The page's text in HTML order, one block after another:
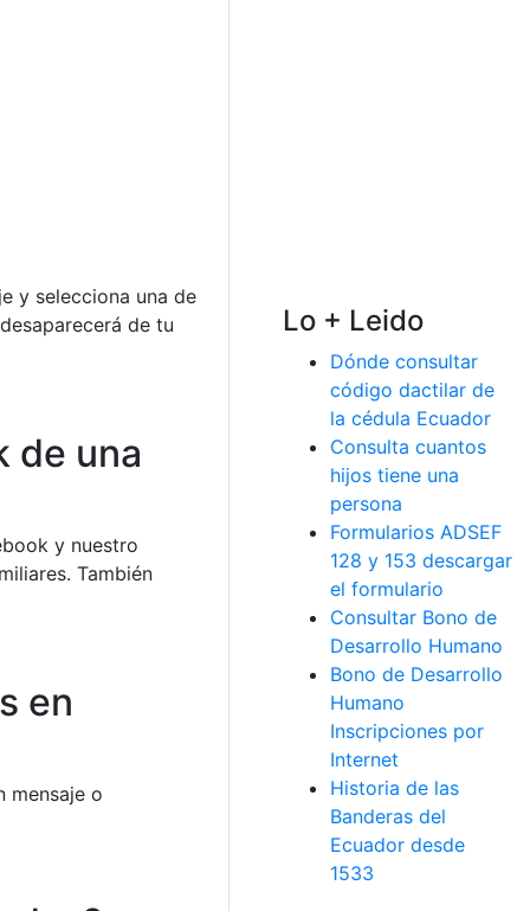
y selecciona una de
de tu
de una
y nuestro
También
en
mensaje o
Lo + Leido
Dónde consultar
código dactilar de
la cédula Ecuador
Consulta cuantos
hijos tiene una
persona
Formularios ADSEF
128 y 153 descargar
el formulario
Consultar Bono de
Desarrollo Humano
Bono de Desarrollo
Humano
Inscripciones por
Internet
Historia de las
Banderas del
Ecuador desde
1533